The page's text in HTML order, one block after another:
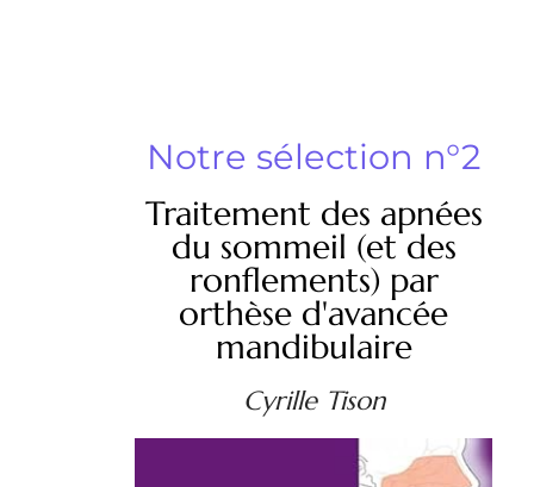
Notre sélection n°2
Traitement des apnées
du sommeil (et des
ronflements) par
orthèse d'avancée
mandibulaire
Cyrille Tison